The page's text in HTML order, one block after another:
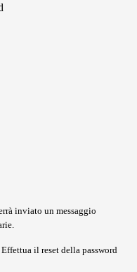
inviato un messaggio
il reset della password